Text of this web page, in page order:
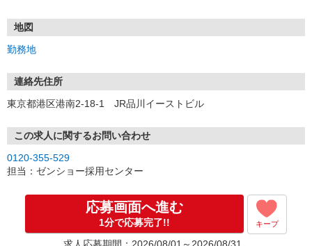
号」など
地図
勤務地
連絡先住所
東京都港区港南2-18-1 JR品川イーストビル
この求人に関するお問い合わせ
0120-355-529
担当：ゼンショー採用センター
応募画面へ進む
1分で応募完了!! キープ